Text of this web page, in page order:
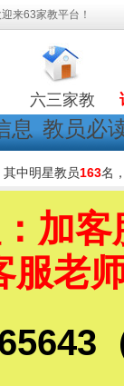
来63家教平台！
六三家教
息 教员必
其中明星教员163名
加
服老